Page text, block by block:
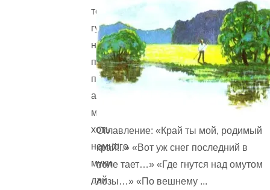
тебе
гуська,
не
побрезгуй
принять,
а
мне
хоть
немного
муки
дай
Оглавление: «Край ты мой, родимый
край!..» «Вот уж снег последний в
поле тает…» «Где гнутся над омутом
лозы…» «По вешнему ...